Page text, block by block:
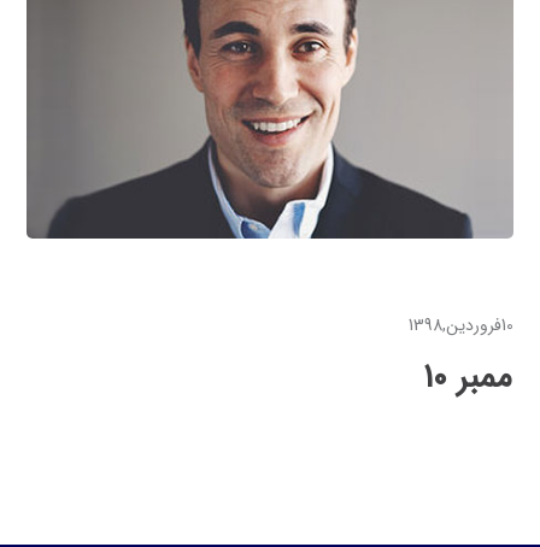
10فروردین,1398
ممبر 10